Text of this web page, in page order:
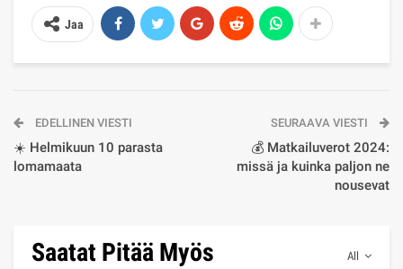
Jaa
EDELLINEN VIESTI
☀️ Helmikuun 10 parasta
lomamaata
SEURAAVA VIESTI
💰 Matkailuverot 2024:
missä ja kuinka paljon ne
nousevat
All
Saatat Pitää Myös